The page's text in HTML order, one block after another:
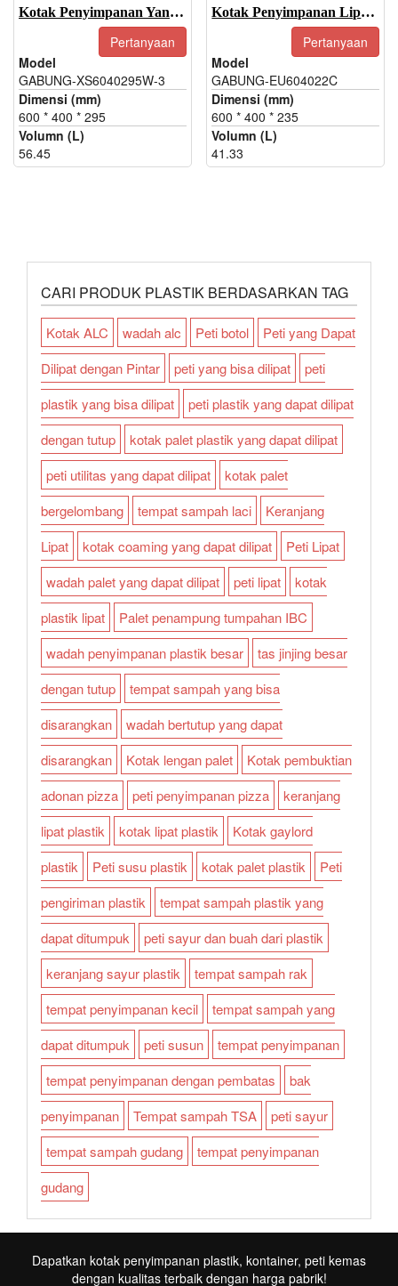
Kotak Penyimpanan Yang Dapat Dilipat-JOIN-XS6040295W-3
Pertanyaan
Model
GABUNG-XS6040295W-3
Dimensi (mm)
600 * 400 * 295
Volumn (L)
56.45
Kotak Penyimpanan Lipat-JOIN-EU604022C
Pertanyaan
Model
GABUNG-EU604022C
Dimensi (mm)
600 * 400 * 235
Volumn (L)
41.33
CARI PRODUK PLASTIK BERDASARKAN TAG
Kotak ALC wadah alc Peti botol
Peti yang Dapat
Dilipat dengan Pintar
peti yang bisa dilipat
peti
plastik yang bisa dilipat
peti plastik yang dapat dilipat
dengan tutup
kotak palet plastik yang dapat dilipat
peti utilitas yang dapat dilipat
kotak palet
bergelombang
tempat sampah laci
Keranjang
Lipat
kotak coaming yang dapat dilipat
Peti Lipat
wadah palet yang dapat dilipat
peti lipat
kotak
plastik lipat
Palet penampung tumpahan IBC
wadah penyimpanan plastik besar
tas jinjing besar
dengan tutup
tempat sampah yang bisa
disarangkan
wadah bertutup yang dapat
disarangkan
Kotak lengan palet
Kotak pembuktian
adonan pizza
peti penyimpanan pizza
keranjang
lipat plastik
kotak lipat plastik
Kotak gaylord
plastik
Peti susu plastik kotak palet plastik
Peti
pengiriman plastik
tempat sampah plastik yang
dapat ditumpuk
peti sayur dan buah dari plastik
keranjang sayur plastik
tempat sampah rak
tempat penyimpanan kecil
tempat sampah yang
dapat ditumpuk
peti susun
tempat penyimpanan
tempat penyimpanan dengan pembatas
bak
penyimpanan
Tempat sampah TSA
peti sayur
tempat sampah gudang
tempat penyimpanan
gudang
Dapatkan kotak penyimpanan plastik, kontainer, peti kemas
dengan kualitas terbaik dengan harga pabrik!